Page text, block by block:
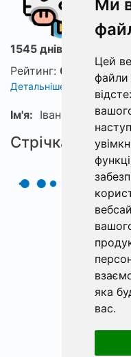
Ми
Цей
файли
яка
вас.
1545 днів з ФішХаб
Рейтинг: 0
Детальніше про рейтинг
Ім'я: Іван
Стрічка